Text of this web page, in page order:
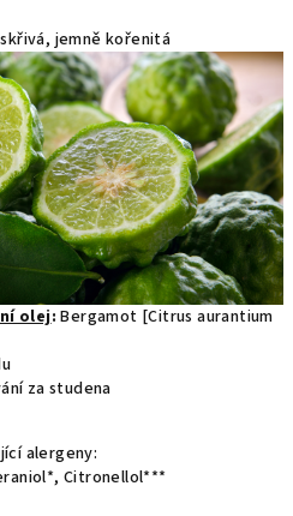
jemně kořenitá
olej: Bergamot [Citrus aurantium
za studena
alergeny:
Citronellol***